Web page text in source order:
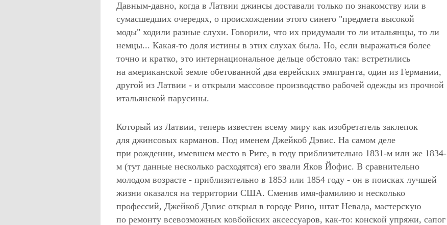
Давным-давно, когда в Латвии джинсы доставали только по знакомству или в
сумасшедших очередях, о происхождении этого синего "предмета высокой
моды" ходили разные слухи. Говорили, что их придумали то ли итальянцы, то ли
немцы... Какая-то доля истины в этих слухах была. Но, если выражаться более
точно и кратко, это интернациональное дельце обстояло так: встретились
на американской земле обетованной два еврейских эмигранта, один из Германии,
другой из Латвии - и открыли массовое производство рабочей одежды из прочной
итальянской парусины.
Который из Латвии, теперь известен всему миру как изобретатель заклепок
для джинсовых карманов. Под именем Джейкоб Дэвис. На самом деле
при рождении, имевшем место в Риге, в году приблизительно 1831-м или же 1834-
м (тут данные несколько расходятся) его звали Яков Йофис. В сравнительно
молодом возрасте - приблизительно в 1853 или 1854 году - он в поисках лучшей
жизни оказался на территории США. Сменив имя-фамилию и несколько
профессий, Джейкоб Дэвис открыл в городе Рино, штат Невада, мастерскую
по ремонту всевозможных ковбойских аксессуаров, как-то: конской упряжи, сапог